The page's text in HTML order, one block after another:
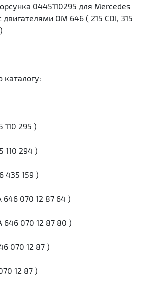
0445110295 для Mercedes
OM 646 ( 215 CDI, 315
каталогу:
110 295 )
110 294 )
435 159 )
646 070 12 87 64 )
646 070 12 87 80 )
070 12 87 )
12 87 )